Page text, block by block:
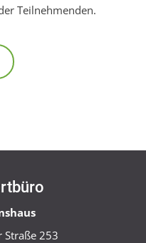
Teilnehmenden.
Straße 253